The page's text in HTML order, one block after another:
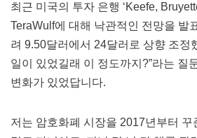
최근 미국의 투자 은행 ‘Keefe,
TeraWulf에 대해 낙관적인 전망을 발
려 9.50달러에서 24달러로 상향 조정
일이 있었길래 이 정도까지?”라는 질
변화가 있었답니다.
저는 암호화폐 시장을 2017년부터 꾸